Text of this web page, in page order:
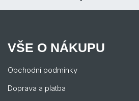
VŠE O NÁKUPU
Obchodní podmínky
Doprava a platba